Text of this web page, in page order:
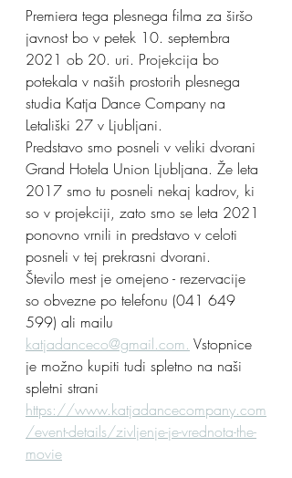
Premiera tega plesnega filma za širšo
javnost bo v petek 10. septembra
2021 ob 20. uri. Projekcija bo
potekala v naših prostorih plesnega
studia Katja Dance Company na
Letališki 27 v Ljubljani.
Predstavo smo posneli v veliki dvorani
Grand Hotela Union Ljubljana. Že leta
2017 smo tu posneli nekaj kadrov, ki
so v projekciji, zato smo se leta 2021
ponovno vrnili in predstavo v celoti
posneli v tej prekrasni dvorani.
Število mest je omejeno - rezervacije
so obvezne po telefonu (041 649
599) ali mailu
katjadanceco@gmail.com. Vstopnice
je možno kupiti tudi spletno na naši
spletni strani
https://www.katjadancecompany.com
/event-details/zivljenje-je-vrednota-the-
movie